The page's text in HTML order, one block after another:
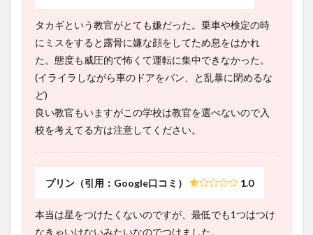
タカギという教官がとても嫌だった。乗車や検定の時
にミスをすると露骨に嫌な顔をしてため息をはかれ
た。態度も威圧的で怖くて運転に集中できなかった。
(イライラしながら車のドアをバン、と乱暴に閉めるな
ど)
良い教官もいますがこの学校は教官を選べないので入
校を考えてる方は注意してください。
プリン（引用：Google口コミ） 1.0
本当は星をつけたくないのですが、最低でも1つはつけ
なきゃいけないみたいなのでつけました。